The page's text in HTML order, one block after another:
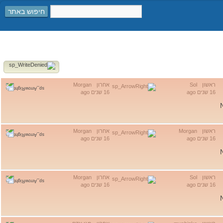
חיפוש באתר
אחרון
Morgan
16 שנים ago
ראשון
Sol
16 שנים ago
אחרון
Morgan
16 שנים ago
ראשון
Morgan
16 שנים ago
אחרון
Morgan
16 שנים ago
ראשון
Sol
16 שנים ago